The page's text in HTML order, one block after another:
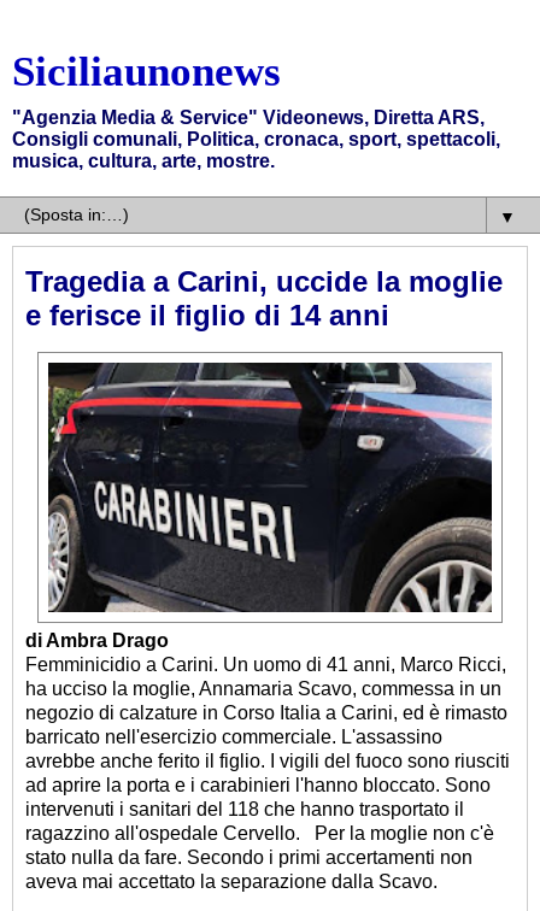
Siciliaunonews
"Agenzia Media & Service" Videonews, Diretta ARS,
Consigli comunali, Politica, cronaca, sport, spettacoli,
musica, cultura, arte, mostre.
▼
Tragedia a Carini, uccide la moglie
e ferisce il figlio di 14 anni
di Ambra Drago
Femminicidio a Carini. Un uomo di 41 anni, Marco Ricci,
ha ucciso la moglie, Annamaria Scavo, commessa in un
negozio di calzature in Corso Italia a Carini, ed è rimasto
barricato nell'esercizio commerciale. L'assassino
avrebbe anche ferito il figlio. I vigili del fuoco sono riusciti
ad aprire la porta e i carabinieri l'hanno bloccato. Sono
intervenuti i sanitari del 118 che hanno trasportato il
ragazzino all'ospedale Cervello. Per la moglie non c'è
stato nulla da fare. Secondo i primi accertamenti non
aveva mai accettato la separazione dalla Scavo.